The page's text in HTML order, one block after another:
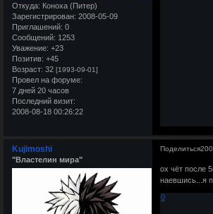
Откуда: Коноха (Питер)
Зарегистрирован: 2008-05-09
Приглашений: 0
Сообщений: 1253
Уважение: +23
Позитив: +45
Возраст: 32 [1993-09-01]
Провел на форуме:
7 дней 20 часов
Последний визит:
2008-08-18 00:26:22
Поделиться
Kujimoshi
"Властелин мира"
ох чёт после
наевшись...я
0